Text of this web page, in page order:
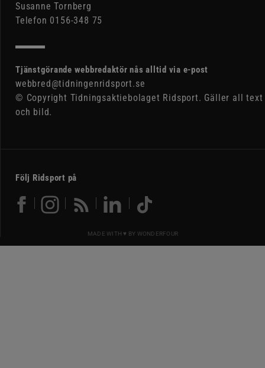
Susanne Tornberg
Telefon 0156-348 75
Tjänstgörande webbredaktör nås alltid via e-post
webbred@tidningenridsport.se
© Copyright Tidningsaktiebolaget Ridsport. Gäller all text
och bild.
Följ Ridsport på
MADE WITH ♥ BY WONDERFOUR